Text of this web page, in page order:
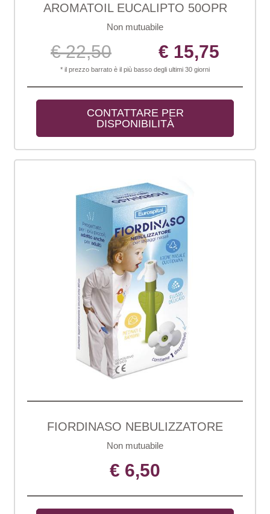
AROMATOIL EUCALIPTO 50OPR
Non mutuabile
€ 22,50 € 15,75
* il prezzo barrato è il più basso degli ultimi 30 giorni
CONTATTARE PER
DISPONIBILITÀ
FIORDINASO NEBULIZZATORE
Non mutuabile
€ 6,50